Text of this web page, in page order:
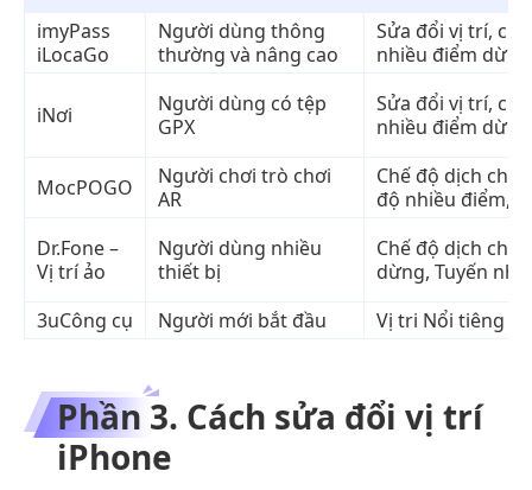
imyPass
iLocaGo
Người dùng thông
thường và nâng cao
Sửa đổi vị trí,
nhiều điểm
iNơi
Người dùng có tệp
GPX
Sửa đổi vị trí,
nhiều điểm
MocPOGO
Người chơi trò chơi
AR
Chế độ dịch
độ nhiều điểm,
Dr.Fone –
Vị trí ảo
Người dùng nhiều
thiết bị
Chế độ dịch
dừng, Tuyến
3uCông cụ
Người mới bắt đầu Vị tri Nổi tiêng
Phần 3. Cách sửa đổi vị trí
iPhone